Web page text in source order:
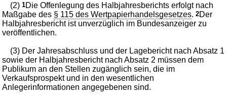
(2)1Die Offenlegung des Halbjahresberichts erfolgt nach
Maßgabe des § 115 des Wertpapierhandelsgesetzes.2Der
Halbjahresbericht ist unverzüglich im Bundesanzeiger zu
veröffentlichen.
(3) Der Jahresabschluss und der Lagebericht nach Absatz 1
sowie der Halbjahresbericht nach Absatz 2 müssen dem
Publikum an den Stellen zugänglich sein, die im
Verkaufsprospekt und in den wesentlichen
Anlegerinformationen angegebenen sind.